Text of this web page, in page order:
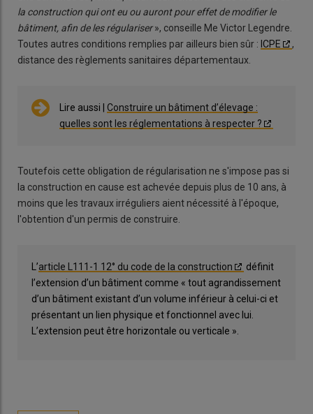
la construction qui ont eu ou auront pour effet de modifier le
bâtiment, afin de les régulariser», conseille Me Victor Legendre.
Toutes autres conditions remplies par ailleurs bien sûr : ICPE
,
distance des règlements sanitaires départementaux.
Lire aussi | Construire un bâtiment d’élevage :
quelles sont les réglementations à respecter ?
Toutefois cette obligation de régularisation ne s'impose pas si
la construction en cause est achevée depuis plus de 10 ans, à
moins que les travaux irréguliers aient nécessité à l'époque,
l'obtention d'un permis de construire.
L’article L111-1 12° du code de la construction
définit
l’extension d’un bâtiment comme « tout agrandissement
d’un bâtiment existant d’un volume inférieur à celui-ci et
présentant un lien physique et fonctionnel avec lui.
L’extension peut être horizontale ou verticale ».